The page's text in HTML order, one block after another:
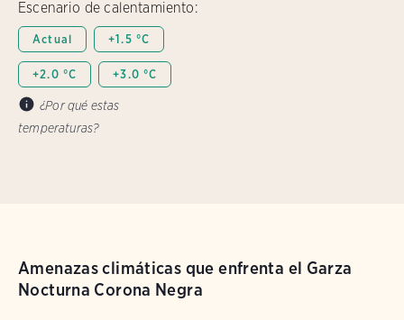
Escenario de calentamiento:
Actual +1.5 °C
+2.0 °C +3.0 °C
¿Por qué estas
temperaturas?
Amenazas climáticas que enfrenta el Garza
Nocturna Corona Negra